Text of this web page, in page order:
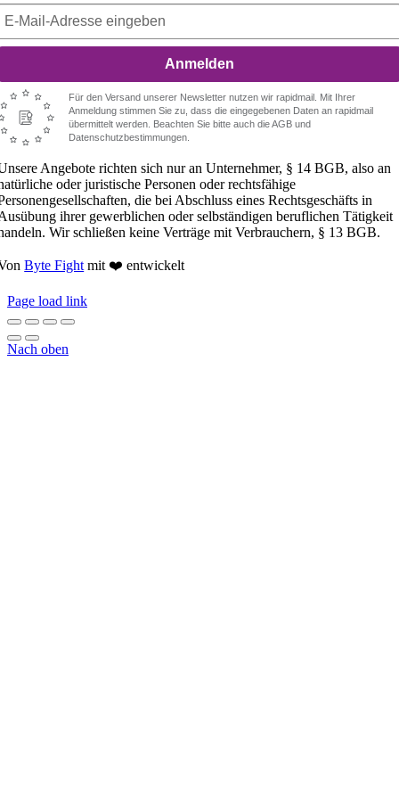
Anmelden
Für den Versand unserer Newsletter nutzen wir rapidmail. Mit Ihrer
Anmeldung stimmen Sie zu, dass die eingegebenen Daten an rapidmail
übermittelt werden. Beachten Sie bitte auch die AGB und
Datenschutzbestimmungen.
Angebote richten sich nur an Unternehmer, § 14 BGB, also an
oder juristische Personen oder rechtsfähige
die bei Abschluss eines Rechtsgeschäfts in
ihrer gewerblichen oder selbständigen beruflichen Tätigkeit
Wir schließen keine Verträge mit Verbrauchern, § 13 BGB.
Byte Fight mit ❤️ entwickelt
Page load link
Nach oben